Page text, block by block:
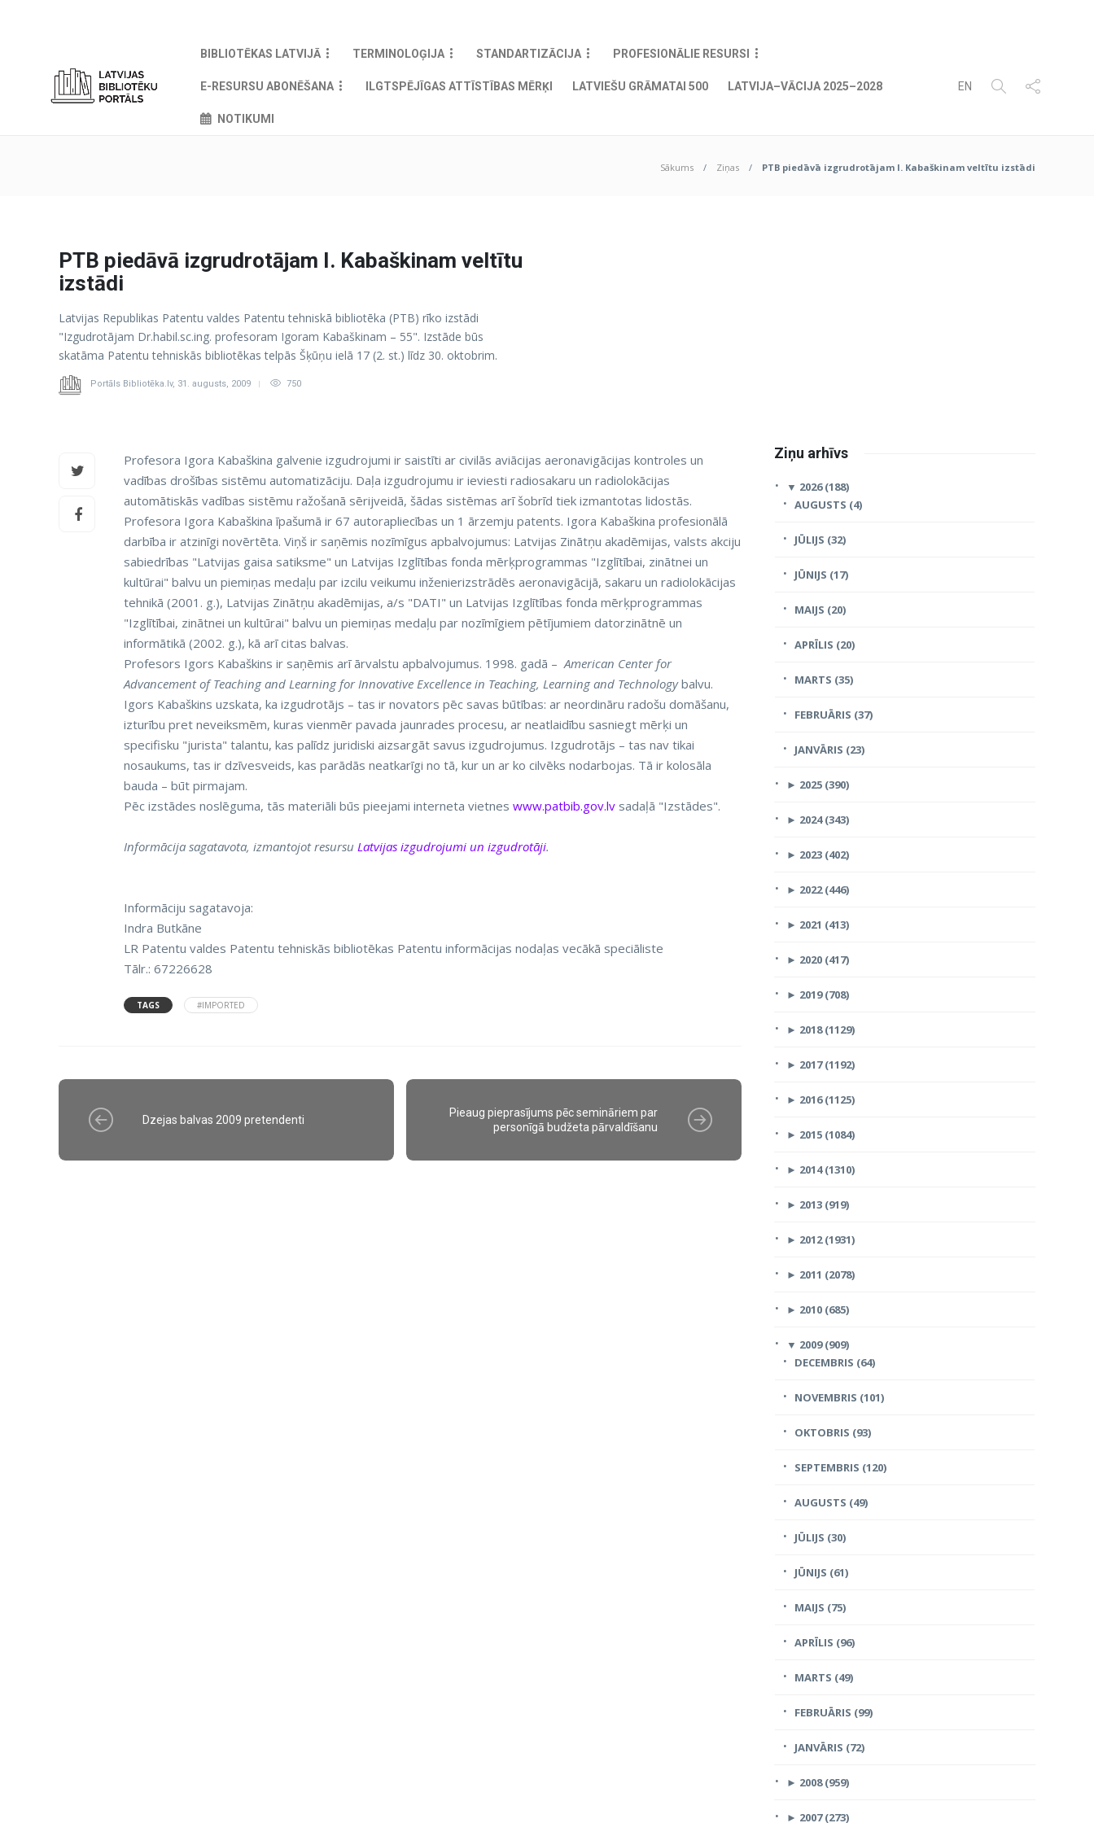
BIBLIOTĒKAS LATVIJĀ TERMINOLOĢIJA STANDARTIZĀCIJA PROFESIONĀLIE RESURSI
E-RESURSU ABONĒŠANA ILGTSPĒJĪGAS ATTĪSTĪBAS MĒRĶI LATVIEŠU GRĀMATAI 500 LATVIJA–VĀCIJA 2025–2028
NOTIKUMI
EN
Sākums Ziņas PTB piedāvā izgrudrotājam I. Kabaškinam veltītu izstādi
PTB piedāvā izgrudrotājam I. Kabaškinam veltītu
izstādi
Latvijas Republikas Patentu valdes Patentu tehniskā bibliotēka (PTB) rīko izstādi
"Izgudrotājam Dr.habil.sc.ing. profesoram Igoram Kabaškinam – 55". Izstāde būs
skatāma Patentu tehniskās bibliotēkas telpās Šķūņu ielā 17 (2. st.) līdz 30. oktobrim.
Portāls Bibliotēka.lv, 31. augusts, 2009 750
Profesora Igora Kabaškina galvenie izgudrojumi ir saistīti ar civilās aviācijas aeronavigācijas kontroles un
vadības drošības sistēmu automatizāciju. Daļa izgudrojumu ir ieviesti radiosakaru un radiolokācijas
automātiskās vadības sistēmu ražošanā sērijveidā, šādas sistēmas arī šobrīd tiek izmantotas lidostās.
Profesora Igora Kabaškina īpašumā ir 67 autorapliecības un 1 ārzemju patents. Igora Kabaškina profesionālā
darbība ir atzinīgi novērtēta. Viņš ir saņēmis nozīmīgus apbalvojumus: Latvijas Zinātņu akadēmijas, valsts akciju
sabiedrības "Latvijas gaisa satiksme" un Latvijas Izglītības fonda mērķprogrammas "Izglītībai, zinātnei un
kultūrai" balvu un piemiņas medaļu par izcilu veikumu inženierizstrādēs aeronavigācijā, sakaru un radiolokācijas
tehnikā (2001. g.), Latvijas Zinātņu akadēmijas, a/s "DATI" un Latvijas Izglītības fonda mērķprogrammas
"Izglītībai, zinātnei un kultūrai" balvu un piemiņas medaļu par nozīmīgiem pētījumiem datorzinātnē un
informātikā (2002. g.), kā arī citas balvas.
Profesors Igors Kabaškins ir saņēmis arī ārvalstu apbalvojumus. 1998. gadā –American Center for
Advancement of Teaching and Learning for Innovative Excellence in Teaching, Learning and Technologybalvu.
Igors Kabaškins uzskata, ka izgudrotājs – tas ir novators pēc savas būtības: ar neordināru radošu domāšanu,
izturību pret neveiksmēm, kuras vienmēr pavada jaunrades procesu, ar neatlaidību sasniegt mērķi un
specifisku "jurista" talantu, kas palīdz juridiski aizsargāt savus izgudrojumus. Izgudrotājs – tas nav tikai
nosaukums, tas ir dzīvesveids, kas parādās neatkarīgi no tā, kur un ar ko cilvēks nodarbojas. Tā ir kolosāla
bauda – būt pirmajam.
Pēc izstādes noslēguma, tās materiāli būs pieejami interneta vietnes www.patbib.gov.lv sadaļā "Izstādes".
Informācija sagatavota, izmantojot resursu Latvijas izgudrojumi un izgudrotāji.
Informāciju sagatavoja:
Indra Butkāne
LR Patentu valdes Patentu tehniskās bibliotēkas Patentu informācijas nodaļas vecākā speciāliste
Tālr.: 67226628
TAGS #IMPORTED
Dzejas balvas 2009 pretendenti
Pieaug pieprasījums pēc semināriem par
personīgā budžeta pārvaldīšanu
Ziņu arhīvs
▼ 2026 (188)
AUGUSTS (4)
JŪLIJS (32)
JŪNIJS (17)
MAIJS (20)
APRĪLIS (20)
MARTS (35)
FEBRUĀRIS (37)
JANVĀRIS (23)
► 2025 (390)
► 2024 (343)
► 2023 (402)
► 2022 (446)
► 2021 (413)
► 2020 (417)
► 2019 (708)
► 2018 (1129)
► 2017 (1192)
► 2016 (1125)
► 2015 (1084)
► 2014 (1310)
► 2013 (919)
► 2012 (1931)
► 2011 (2078)
► 2010 (685)
▼ 2009 (909)
DECEMBRIS (64)
NOVEMBRIS (101)
OKTOBRIS (93)
SEPTEMBRIS (120)
AUGUSTS (49)
JŪLIJS (30)
JŪNIJS (61)
MAIJS (75)
APRĪLIS (96)
MARTS (49)
FEBRUĀRIS (99)
JANVĀRIS (72)
► 2008 (959)
► 2007 (273)